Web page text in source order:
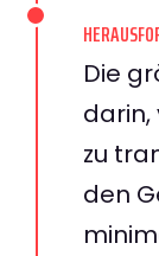
Die
zu
den